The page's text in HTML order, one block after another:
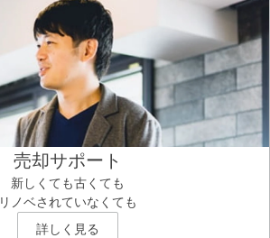
売却サポート
新しくても古くても
リノベされていなくても
詳しく見る